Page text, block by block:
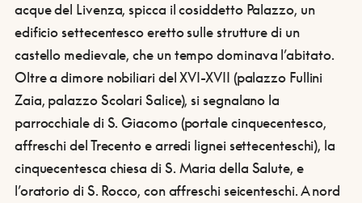
acque del Livenza, spicca il cosiddetto Palazzo, un
edificio settecentesco eretto sulle strutture di un
castello medievale, che un tempo dominava l’abitato.
Oltre a dimore nobiliari del XVI-XVII (palazzo Fullini
Zaia, palazzo Scolari Salice), si segnalano la
parrocchiale di S. Giacomo (portale cinquecentesco,
affreschi del Trecento e arredi lignei settecenteschi), la
cinquecentesca chiesa di S. Maria della Salute, e
l’oratorio di S. Rocco, con affreschi seicenteschi.A nord